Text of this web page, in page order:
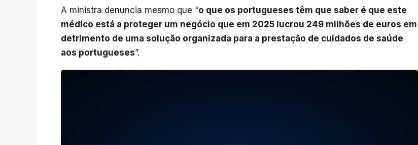
A ministra denuncia mesmo que “o que os portugueses têm que saber é que este
médico está a proteger um negócio que em 2025 lucrou 249 milhões de euros em
detrimento de uma solução organizada para a prestação de cuidados de saúde
aos portugueses”.